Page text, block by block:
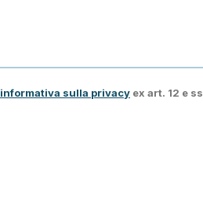
informativa sulla privacy ex art. 12 e